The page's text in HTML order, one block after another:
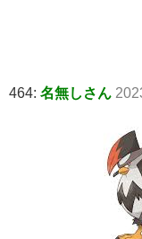
464: 名無しさん